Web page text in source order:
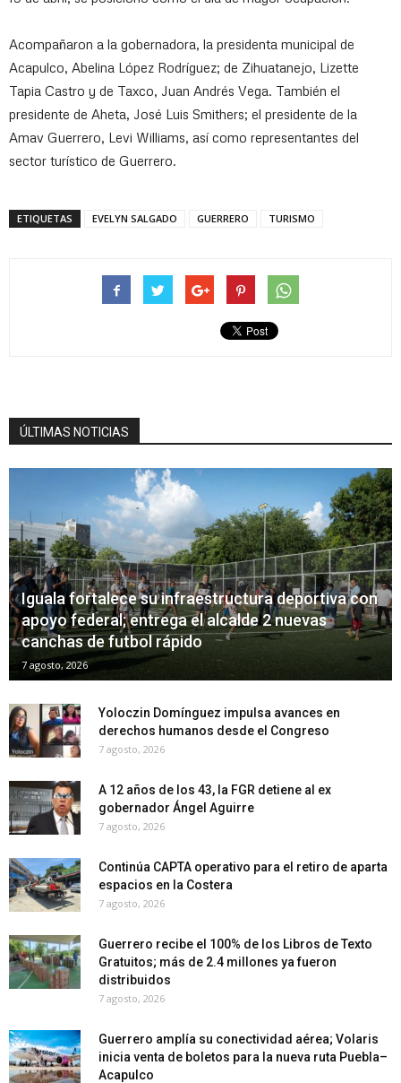
Acompañaron a la gobernadora, la presidenta municipal de
Acapulco, Abelina López Rodríguez; de Zihuatanejo, Lizette
Tapia Castro y de Taxco, Juan Andrés Vega. También el
presidente de Aheta, José Luis Smithers; el presidente de la
Amav Guerrero, Levi Williams, así como representantes del
sector turístico de Guerrero.
ETIQUETAS EVELYN SALGADO GUERRERO TURISMO
ÚLTIMAS NOTICIAS
Iguala fortalece su infraestructura deportiva con
apoyo federal; entrega el alcalde 2 nuevas
canchas de futbol rápido
7 agosto, 2026
Yoloczin Domínguez impulsa avances en
derechos humanos desde el Congreso
7 agosto, 2026
A 12 años de los 43, la FGR detiene al ex
gobernador Ángel Aguirre
7 agosto, 2026
Continúa CAPTA operativo para el retiro de aparta
espacios en la Costera
7 agosto, 2026
Guerrero recibe el 100% de los Libros de Texto
Gratuitos; más de 2.4 millones ya fueron
distribuidos
7 agosto, 2026
Guerrero amplía su conectividad aérea; Volaris
inicia venta de boletos para la nueva ruta Puebla–
Acapulco